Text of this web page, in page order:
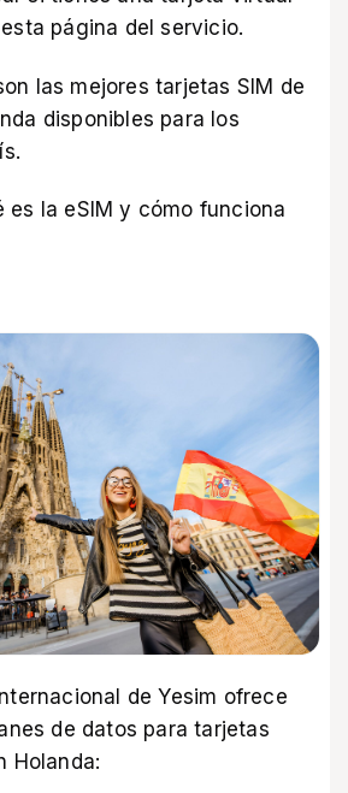
esta página del servicio.
las mejores tarjetas SIM de
disponibles para los
es la eSIM y cómo funciona
de Yesim ofrece
de datos para tarjetas
Holanda: